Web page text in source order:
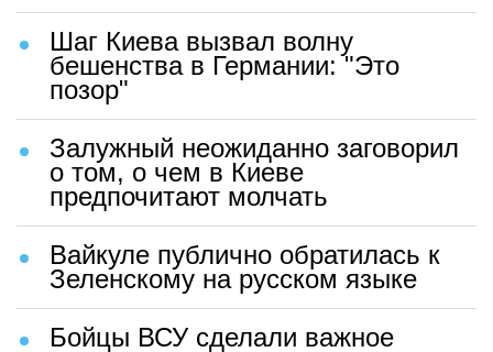
Шаг Киева вызвал волну
бешенства в Германии: "Это
позор"
Залужный неожиданно заговорил
о том, о чем в Киеве
предпочитают молчать
Вайкуле публично обратилась к
Зеленскому на русском языке
Бойцы ВСУ сделали важное